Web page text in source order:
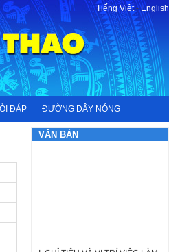
Tiếng Việt-English
ĐÁP ĐƯỜNG DÂY NÓNG
VĂN BẢN
TUYỂN DỤNG LAO ĐỘNG HỢP